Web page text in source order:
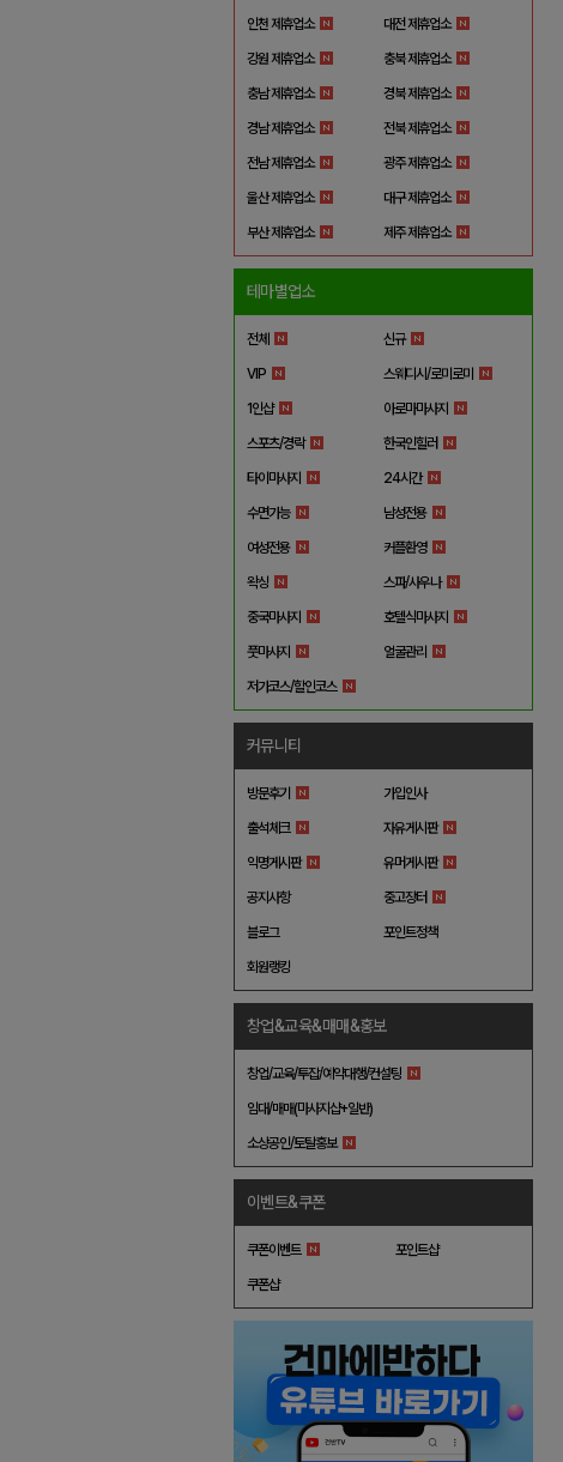
인천 제휴업소 대전 제휴업소
강원 제휴업소 충북 제휴업소
충남 제휴업소 경북 제휴업소
경남 제휴업소 전북 제휴업소
전남 제휴업소 광주 제휴업소
울산 제휴업소 대구 제휴업소
부산 제휴업소 제주 제휴업소
테마별업소
전체 신규
VIP 스웨디시/로미로미
1인샵 아로마마사지
스포츠/경락 한국인힐러
타이마사지 24시간
수면가능 남성전용
여성전용 커플환영
왁싱 스파/사우나
중국마사지 호텔식마사지
풋마사지 얼굴관리
저가코스/할인코스
커뮤니티
방문후기 가입인사
출석체크 자유게시판
익명게시판 유머게시판
공지사항 중고장터
블로그 포인트정책
회원랭킹
창업&교육&매매&홍보
창업/교육/투잡/예약대행/컨설팅
임대/매매(마사지샵+일반)
소상공인/토탈홍보
이벤트&쿠폰
쿠폰이벤트 포인트샵
쿠폰샵